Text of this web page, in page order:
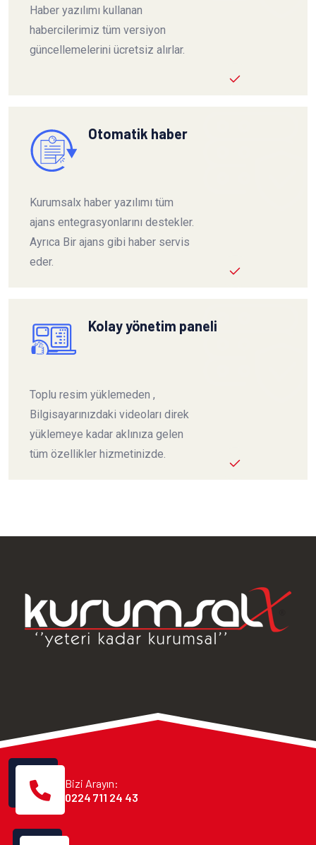
Haber yazılımı kullanan
habercilerimiz tüm versiyon
güncellemelerini ücretsiz alırlar.
Otomatik haber
Kurumsalx haber yazılımı tüm
ajans entegrasyonlarını destekler.
Ayrıca Bir ajans gibi haber servis
eder.
Kolay yönetim paneli
Toplu resim yüklemeden ,
Bilgisayarınızdaki videoları direk
yüklemeye kadar aklınıza gelen
tüm özellikler hizmetinizde.
Bizi Arayın:
0224 711 24 43